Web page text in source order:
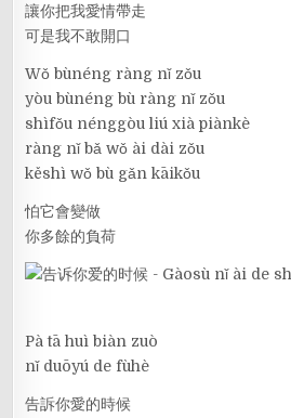
讓你把我愛情帶走
可是我不敢開口
Wǒ bùnéng ràng nǐ zǒu
yòu bùnéng bù ràng nǐ zǒu
shìfǒu nénggòu liú xià piànkè
ràng nǐ bǎ wǒ ài dài zǒu
kěshì wǒ bù gǎn kāikǒu
怕它會變做
你多餘的負荷
Pà tā huì biàn zuò
nǐ duōyú de fùhè
告訴你愛的時候